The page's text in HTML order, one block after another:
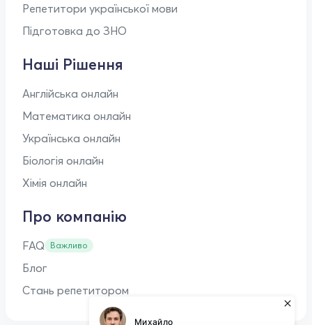
Репетитори української мови
Підготовка до ЗНО
Наші Рішення
Англійська онлайн
Математика онлайн
Українська онлайн
Біологія онлайн
Хімія онлайн
Про компанію
FAQ Важливо
Блог
Стань репетитором